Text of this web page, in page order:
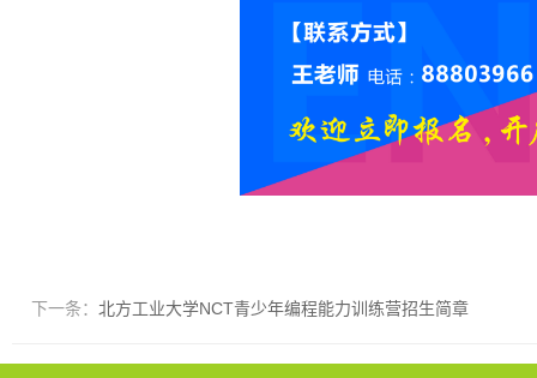
下一条： 北方工业大学NCT青少年编程能力训练营招生简章